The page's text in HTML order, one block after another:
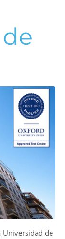
Universidad de